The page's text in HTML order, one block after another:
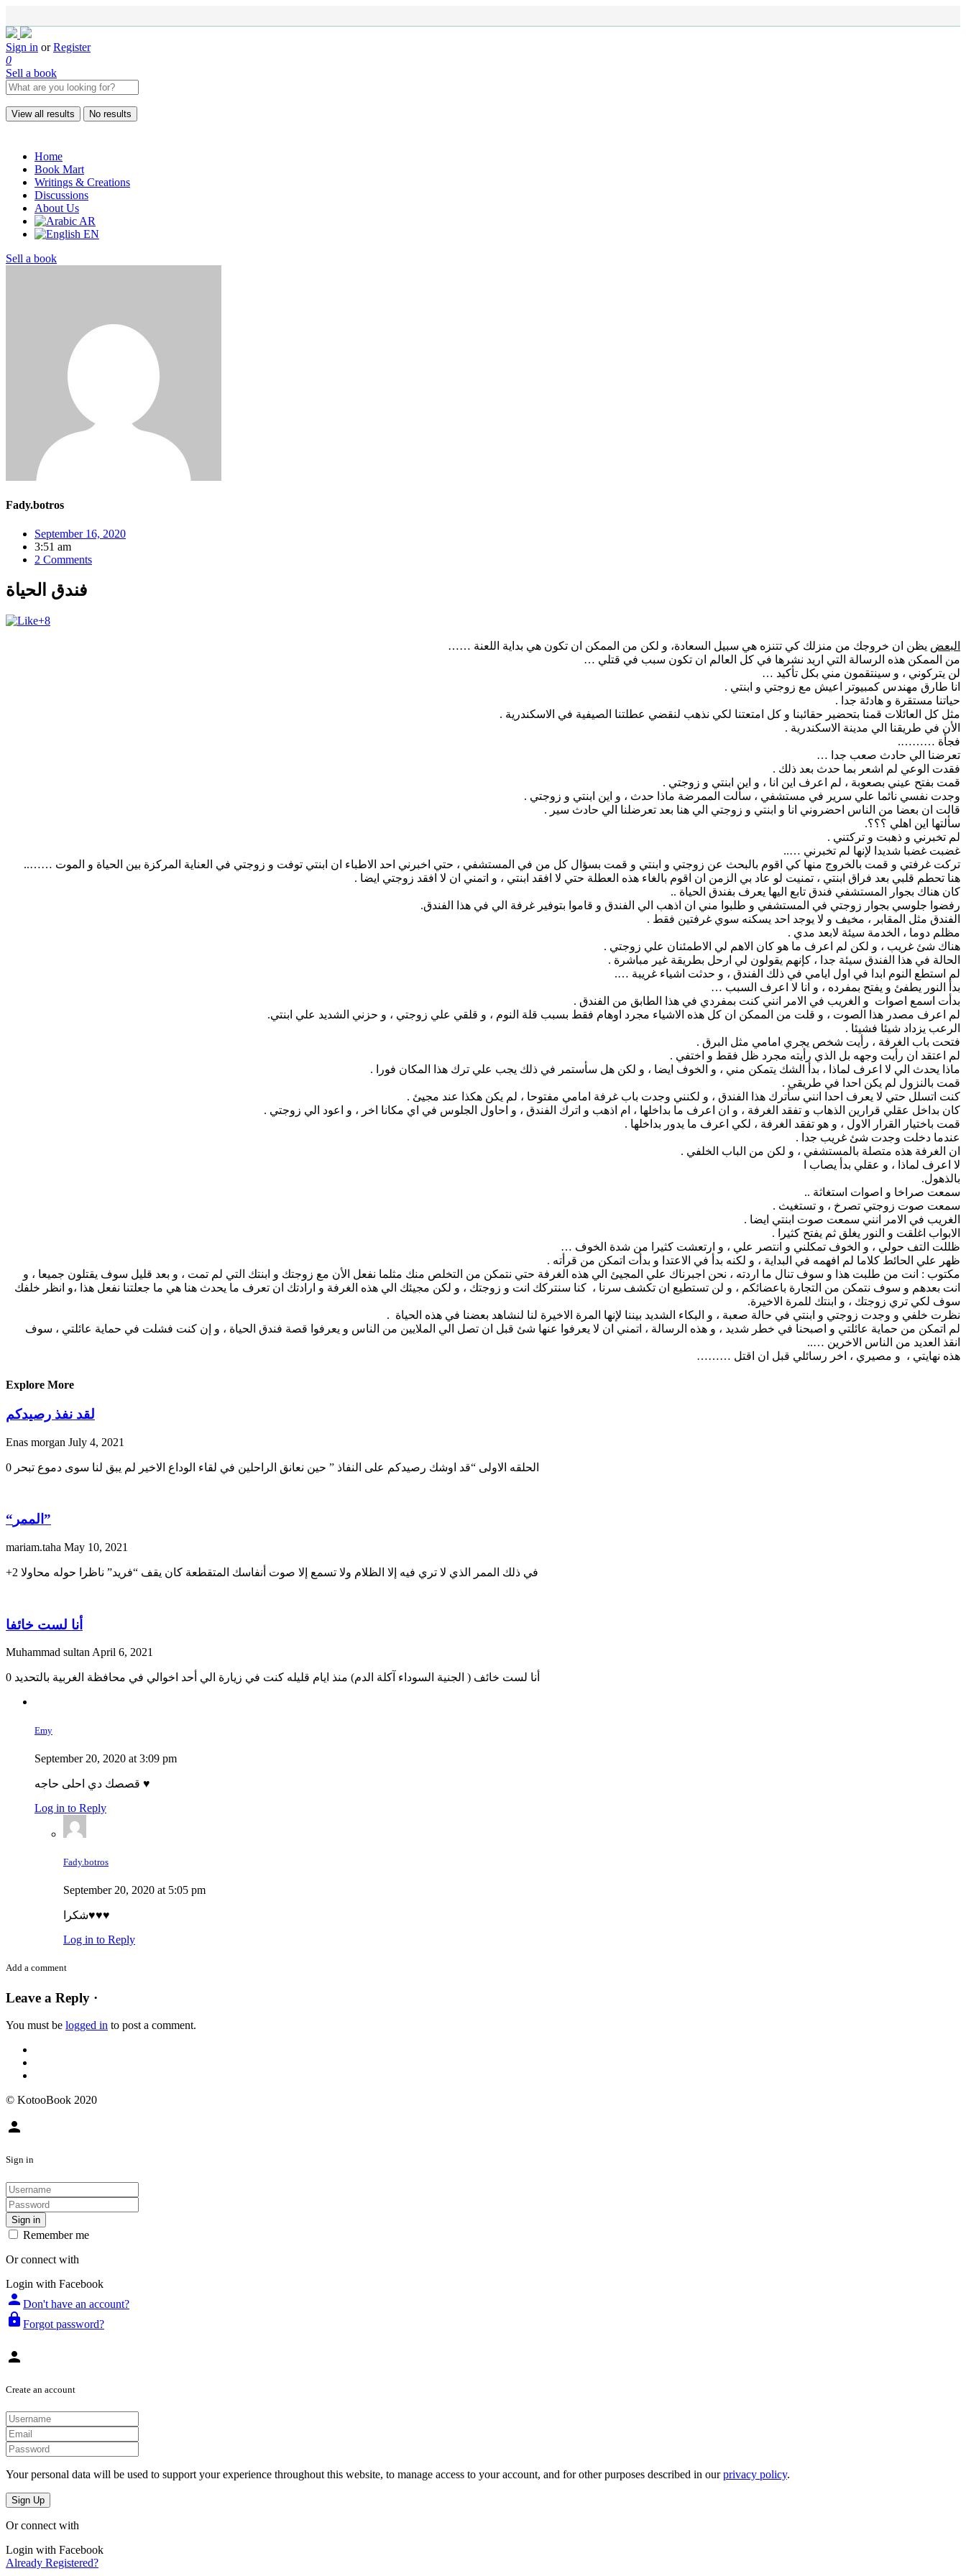
Sign in or Register
0
Sell a book
View all results No results
Home
Book Mart
Writings & Creations
Discussions
About Us
AR
EN
Sell a book
Fady.botros
September 16, 2020
3:51 am
2 Comments
فندق الحياة
+8
البعض يظن ان خروجك من منزلك كي تتنزه هي سبيل السعادة، و لكن من الممكن ان تكون هي بداية اللعنة ……
من الممكن هذه الرسالة التي اريد نشرها في كل العالم ان تكون سبب في قتلي …
لن يتركوني ، و سينتقمون مني بكل تأكيد …
انا طارق مهندس كمبيوتر اعيش مع زوجتي و ابنتي .
حياتنا مستقرة و هادئة جدا .
مثل كل العائلات قمنا بتحضير حقائبنا و كل امتعتنا لكي نذهب لنقضي عطلتنا الصيفية في الاسكندرية .
الأن في طريقنا الي مدينة الاسكندرية .
فجأة ……….
تعرضنا الي حادث صعب جدا …
فقدت الوعي لم اشعر بما حدث بعد ذلك .
قمت بفتح عيني بصعوبة ، لم اعرف اين انا ، و اين ابنتي و زوجتي .
وجدت نفسي نائما علي سرير في مستشفي ، سألت الممرضة ماذا حدث ، و اين ابنتي و زوجتي .
قالت ان بعضا من الناس احضروني انا و ابنتي و زوجتي الي هنا بعد تعرضلنا الي حادث سير .
سألتها اين اهلي ؟؟؟.
لم تخبرني و ذهبت و تركتني .
غضبت غضبا شديدا لإنها لم تخبرني …..
تركت غرفتي و قمت بالخروج منها كي اقوم بالبحث عن زوجتي و ابنتي و قمت بسؤال كل من في المستشفي ، حتي اخبرني احد الاطباء ان ابنتي توفت و زوجتي في العناية المركزة بين الحياة و الموت ……..
هنا تحطم قلبي بعد فراق ابنتي ، تمنيت لو عاد بي الزمن ان اقوم بالغاء هذه العطلة حتي لا افقد ابنتي ، و اتمني ان لا افقد زوجتي ايضا .
كان هناك بجوار المستشفي فندق تابع اليها يعرف بفندق الحياة ..
رفضوا جلوسي بجوار زوجتي في المستشفي و طلبوا مني ان اذهب الي الفندق و قاموا بتوفير غرفة الي في هذا الفندق.
الفندق مثل المقابر ، مخيف و لا يوجد احد يسكنه سوي غرفتين فقط .
مظلم دوما ، الخدمة سيئة لابعد مدي .
هناك شئ غريب ، و لكن لم اعرف ما هو كان الاهم لي الاطمئنان علي زوجتي .
الحالة في هذا الفندق سيئة جدا ، كإنهم يقولون لي ارحل بطريقة غير مباشرة .
لم استطع النوم ابدا في اول ايامي في ذلك الفندق ، و حدثت اشياء غريبة ….
بدأ النور يطفئ و يفتح بمفرده ، و انا لا اعرف السبب …
بدأت اسمع اصوات و الغريب في الامر انني كنت بمفردي في هذا الطابق من الفندق .
لم اعرف مصدر هذا الصوت ، و قلت من الممكن ان كل هذه الاشياء مجرد اوهام فقط بسبب قلة النوم ، و قلقي علي زوجتي ، و حزني الشديد علي ابنتي.
الرعب يزداد شيئا فشيئا .
فتحت باب الغرفة ، رأيت شخص يجري امامي مثل البرق .
لم اعتقد ان رأيت وجهه بل الذي رأيته مجرد ظل فقط و اختفي .
ماذا يحدث الي لا اعرف لماذا ، بدأ الشك يتمكن مني ، و الخوف ايضا ، و لكن هل سأستمر في ذلك يجب علي ترك هذا المكان فورا .
قمت بالنزول لم يكن احدا في طريقي .
كنت اتسلل حتي لا يعرف احدا انني سأترك هذا الفندق ، و لكنني وجدت باب غرفة امامي مفتوحا ، لم يكن هكذا عند مجيئ .
كان بداخل عقلي قرارين الذهاب و تفقد الغرفة ، و ان اعرف ما بداخلها ، ام اذهب و اترك الفندق ، و احاول الجلوس في اي مكانا اخر ، و اعود الي زوجتي .
قمت باختيار القرار الاول ، و هو تفقد الغرفة ، لكي اعرف ما يدور بداخلها .
عندما دخلت وجدت شئ غريب جدا .
ان الغرفة هذه متصلة بالمستشفي ، و لكن من الباب الخلفي .
لا اعرف لماذا ، و عقلي بدأ يصاب ا
بالذهول.
سمعت صراخا و اصوات استغاثة ..
سمعت صوت زوجتي تصرخ ، و تستغيث .
الغريب في الامر انني سمعت صوت ابنتي ايضا .
الابواب اغلقت و النور يغلق ثم يفتح كثيرا .
ظللت التف حولي ، و الخوف تمكلني و انتصر علي ، و ارتعشت كثيرا من شدة الخوف …
ظهر علي الحائط كلاما لم افهمه في البداية ، و لكنه بدأ في الاعتدا و بدأت اتمكن من قرأته .
مكتوب : انت من طلبت هذا و سوف تنال ما اردته ، نحن اجبرناك علي المجيئ الي هذه الغرفة حتي نتمكن من التخلص منك مثلما نفعل الأن مع زوجتك و ابنتك التي لم تمت ، و بعد قليل سوف يقتلون جميعا ، و
انت بعدهم و سوف نتمكن من التجارة باعضائكم ، و لن تستطيع ان تكشف سرنا ، كنا سنتركك انت و زوجتك ، و لكن مجيئك الي هذه الغرفة و ارادتك ان تعرف ما يحدث هنا هي ما جعلتنا نفعل هذا ،و انظر خلفك
سوف لكي تري زوجتك ، و ابنتك للمرة الاخيرة.
نظرت خلفي و وجدت زوجتي و ابنتي في حالة صعبة ، و البكاء الشديد بيننا لإنها المرة الاخيرة لنا لنشاهد بعضنا في هذه الحياة .
لم اتمكن من حماية عائلتي و اصبحنا في خطر شديد ، و هذه الرسالة ، اتمني ان لا يعرفوا عنها شئ قبل ان تصل الي الملايين من الناس و يعرفوا قصة فندق الحياة ، و إن كنت فشلت في حماية عائلتي ، سوف
انقذ العديد من الناس الاخرين …..
هذه نهايتي ، و مصيري ، اخر رسائلي قبل ان اقتل ………
Explore More
لقد نفذ رصيدكم
Enas morgan July 4, 2021
0 الحلقه الاولى “قد اوشك رصيدكم على النفاذ ” حين نعانق الراحلين في لقاء الوداع الاخير لم يبق لنا سوى دموع تبحر
“الممر”
mariam.taha May 10, 2021
+2 في ذلك الممر الذي لا تري فيه إلا الظلام ولا تسمع إلا صوت أنفاسك المتقطعة كان يقف “فريد” ناظرا حوله محاولا
أنا لست خائفا
Muhammad sultanApril 6, 2021
0 أنا لست خائف ( الجنية السوداء آكلة الدم) منذ ايام قليله كنت في زيارة الي أحد اخوالي في محافظة الغربية بالتحديد
Emy
September 20, 2020 at 3:09 pm
قصصك دي احلى حاجه ♥️
Log in to Reply
Fady.botros
September 20, 2020 at 5:05 pm
شكرا⁦♥️⁩⁦♥️⁩⁦♥️
Log in to Reply
Add a comment
Leave a Reply ·
You must be logged in to post a comment.
© KotooBook 2020
person
Sign in
Sign in
Remember me
Or connect with
Login with Facebook
person Don't have an account?
lock Forgot password?
person
Create an account
Your personal data will be used to support your experience throughout this website, to manage access to your account, and for other purposes described in ourprivacy policy.
Sign Up
Or connect with
Login with Facebook
Already Registered?